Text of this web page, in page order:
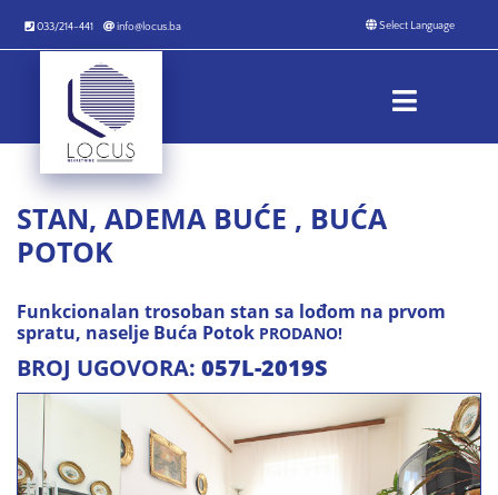
033/214-441 info@locus.ba
STAN, ADEMA BUĆE , BUĆA
POTOK
Funkcionalan trosoban stan sa lođom na prvom
spratu, naselje Buća Potok PRODANO!
BROJ UGOVORA: 057L-2019S